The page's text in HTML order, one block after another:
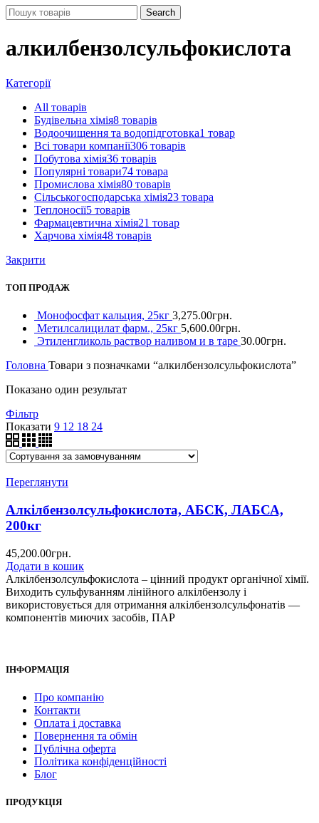
Search
алкилбензолсульфокислота
Категорії
All товарів
Будівельна хімія8 товарів
Водоочищення та водопідготовка1 товар
Всі товари компанії306 товарів
Побутова хімія36 товарів
Популярні товари74 товара
Промислова хімія80 товарів
Сільськогосподарська хімія23 товара
Теплоносії5 товарів
Фармацевтична хімія21 товар
Харчова хімія48 товарів
Закрити
ТОП ПРОДАЖ
Монофосфат кальция, 25кг 3,275.00грн.
Метилсалицилат фарм., 25кг 5,600.00грн.
Этиленгликоль раствор наливом и в таре 30.00грн.
Головна Товари з позначками “алкилбензолсульфокислота”
Показано один результат
Фільтр
Показати 9 12 18 24
Переглянути
Алкілбензолсульфокислота, АБСК, ЛАБСА,
200кг
45,200.00грн.
Додати в кошик
Алкілбензолсульфокислота – цінний продукт органічної хімії.
Виходить сульфуванням лінійного алкілбензолу і
використовується для отримання алкілбензолсульфонатів —
компонентів миючих засобів, ПАР
ІНФОРМАЦІЯ
Про компанію
Контакти
Оплата і доставка
Повернення та обмін
Публічна оферта
Політика конфіденційності
Блог
ПРОДУКЦІЯ